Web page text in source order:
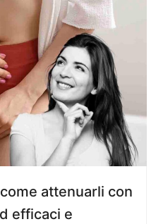
attenuarli con
efficaci e